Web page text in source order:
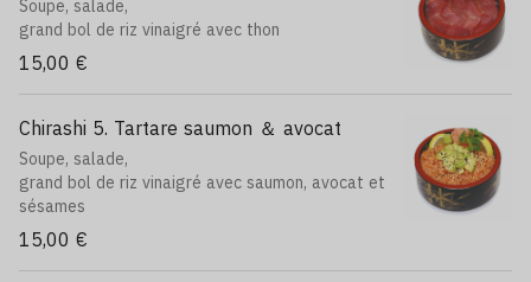
Soupe, salade,
grand bol de riz vinaigré avec thon
15,00 €
Chirashi 5. Tartare saumon ＆ avocat
Soupe, salade,
grand bol de riz vinaigré avec saumon, avocat et
sésames
15,00 €